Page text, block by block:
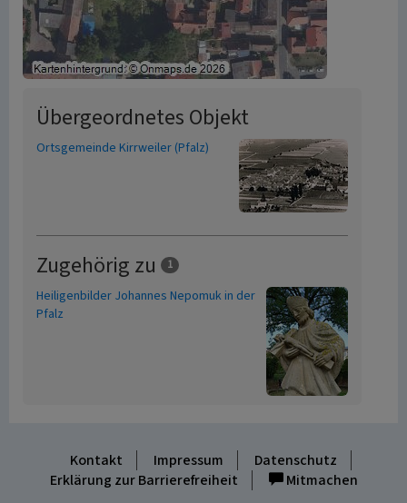
Übergeordnetes Objekt
Ortsgemeinde Kirrweiler (Pfalz)
Zugehörig zu 1
Heiligenbilder Johannes Nepomuk in der
Pfalz
Kontakt Impressum
Datenschutz
Erklärung zur Barrierefreiheit
Mitmachen